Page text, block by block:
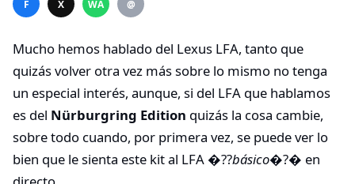
F X WA @
Mucho hemos hablado del Lexus LFA, tanto que
quizás volver otra vez más sobre lo mismo no tenga
un especial interés, aunque, si del LFA que hablamos
es del Nürburgring Edition quizás la cosa cambie,
sobre todo cuando, por primera vez, se puede ver lo
bien que le sienta este kit al LFA �??básico�?� en